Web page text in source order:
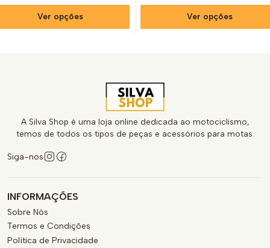
Ver opções Ver opções
A Silva Shop é uma loja online dedicada ao motociclismo,
temos de todos os tipos de peças e acessórios para motas.
Siga-nos
INFORMAÇÕES
Sobre Nós
Termos e Condições
Política de Privacidade